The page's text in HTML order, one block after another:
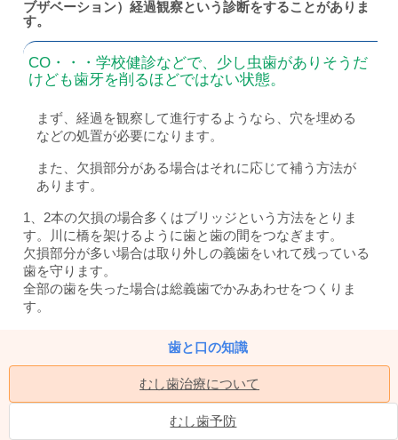
ブザベーション）経過観察という診断をすることがありま
す。
CO・・・学校健診などで、少し虫歯がありそうだ
けども歯牙を削るほどではない状態。
まず、経過を観察して進行するようなら、穴を埋める
などの処置が必要になります。
また、欠損部分がある場合はそれに応じて補う方法が
あります。
1、2本の欠損の場合多くはブリッジという方法をとりま
す。川に橋を架けるように歯と歯の間をつなぎます。
欠損部分が多い場合は取り外しの義歯をいれて残っている
歯を守ります。
全部の歯を失った場合は総義歯でかみあわせをつくりま
す。
歯と口の知識
むし歯治療について
むし歯予防